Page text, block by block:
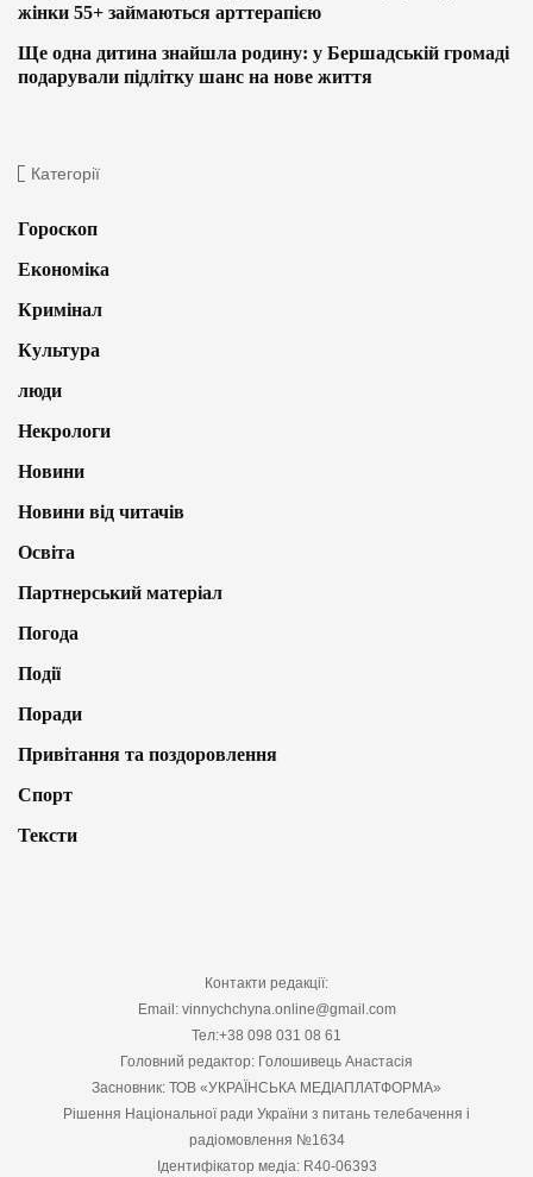
жінки 55+ займаються арттерапією
Ще одна дитина знайшла родину: у Бершадській громаді
подарували підлітку шанс на нове життя
Категорії
Гороскоп
Економіка
Кримінал
Культура
люди
Некрологи
Новини
Новини від читачів
Освіта
Партнерський матеріал
Погода
Події
Поради
Привітання та поздоровлення
Спорт
Тексти
Контакти редакції:
Email: vinnychchyna.online@gmail.com
Тел:+38 098 031 08 61
Головний редактор: Голошивець Анастасія
Засновник: ТОВ «УКРАЇНСЬКА МЕДІАПЛАТФОРМА»
Рішення Національної ради України з питань телебачення і
радіомовлення №1634
Ідентифікатор медіа: R40-06393